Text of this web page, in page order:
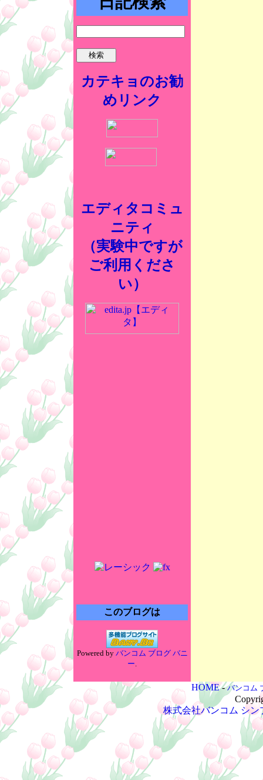
カテキョのお勧
めリンク
エディタコミュ
ニティ
（実験中ですが
ご利用くださ
い）
このブログは
Powered by バンコム ブログ バニ
ー.
HOME-バンコム
株式会社バンコム シン